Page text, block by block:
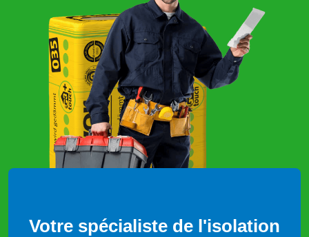
Votre spécialiste de l'isolation